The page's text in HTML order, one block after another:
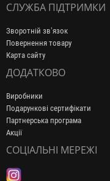
СЛУЖБА ПІДТРИМКИ
Зворотній зв’язок
Повернення товару
Карта сайту
ДОДАТКОВО
Виробники
Подарункові сертифікати
Партнерська програма
Акції
СОЦІАЛЬНІ МЕРЕЖІ